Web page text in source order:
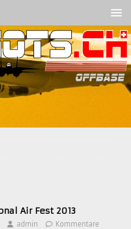
Air Fest 2013
admin
Kommentare